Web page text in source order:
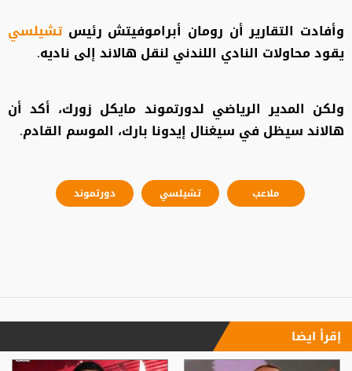
وأفادت التقارير أن رومان أبراموفيتش رئيس تشيلسي
يقود محاولات النادي اللندني لنقل هالاند إلى ناديه.
ولكن المدير الرياضي لدورتموند مايكل زورك، أكد أن
هالاند سيظل في سيغنال إيدونا بارك، الموسم القادم.
ملاعب تشيلسي دورتموند
إقرأ ايضا